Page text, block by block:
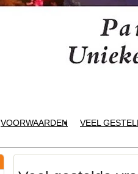
VOORWAARDEN VEEL